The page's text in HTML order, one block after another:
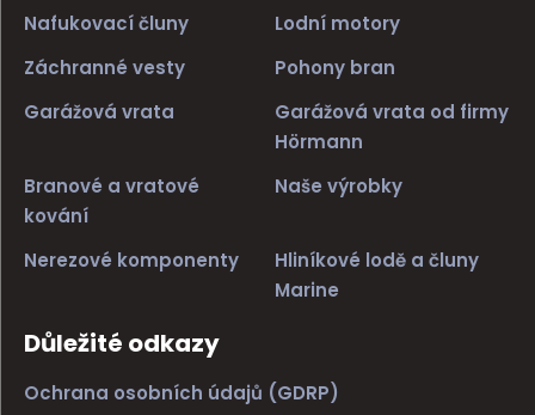
Nafukovací čluny
Lodní motory
Záchranné vesty
Pohony bran
Garážová vrata
Garážová vrata od firmy
Hörmann
Branové a vratové
kování
Naše výrobky
Nerezové komponenty
Hliníkové lodě a čluny
Marine
Důležité odkazy
Ochrana osobních údajů (GDRP)